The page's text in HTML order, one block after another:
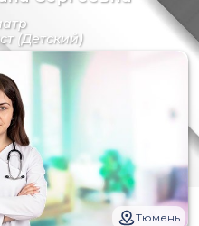
(Детский)
Тюмень